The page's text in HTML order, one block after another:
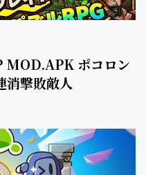
MOD.APK ポコロン
消擊敗敵人